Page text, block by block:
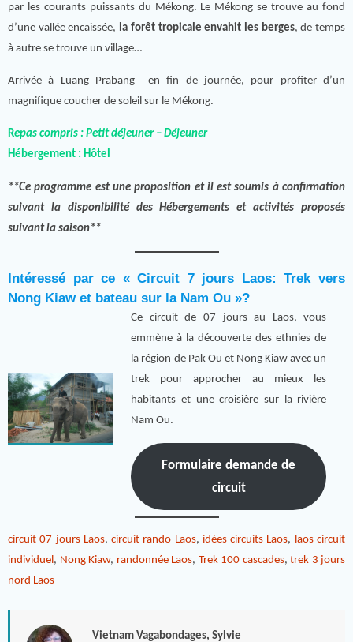
par les courants puissants du Mékong. Le Mékong se trouve au fond
d’une vallée encaissée, la forêt tropicale envahit les berges, de temps
à autre se trouve un village…
Arrivée à Luang Prabang en fin de journée, pour profiter d’un
magnifique coucher de soleil sur le Mékong.
Repas compris : Petit déjeuner – Déjeuner
Hébergement : Hôtel
**Ce programme est une proposition et il est soumis à confirmation
suivant la disponibilité des Hébergements et activités proposés
suivant la saison**
Intéressé par ce « Circuit 7 jours Laos: Trek vers
Nong Kiaw et bateau sur la Nam Ou »?
Ce circuit de 07 jours au Laos, vous
emmène à la découverte des ethnies de
la région de Pak Ou et Nong Kiaw avec un
trek pour approcher au mieux les
habitants et une croisière sur la rivière
Nam Ou.
Formulaire demande de
circuit
circuit 07 jours Laos,circuit rando Laos, idées circuits Laos, laos circuit
individuel, Nong Kiaw, randonnée Laos, Trek 100 cascades, trek 3 jours
nord Laos
Vietnam Vagabondages, Sylvie